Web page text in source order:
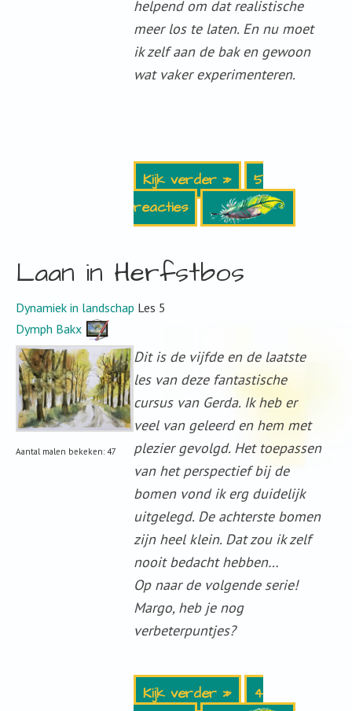
helpend om dat realistische
meer los te laten. En nu moet
ik zelf aan de bak en gewoon
wat vaker experimenteren.
Kijk verder »
5
reacties
Laan in Herfstbos
Dynamiek in landschap Les 5
Dymph Bakx
Aantal malen bekeken: 47
Dit is de vijfde en de laatste
les van deze fantastische
cursus van Gerda. Ik heb er
veel van geleerd en hem met
plezier gevolgd. Het toepassen
van het perspectief bij de
bomen vond ik erg duidelijk
uitgelegd. De achterste bomen
zijn heel klein. Dat zou ik zelf
nooit bedacht hebben…
Op naar de volgende serie!
Margo, heb je nog
verbeterpuntjes?
Kijk verder »
4